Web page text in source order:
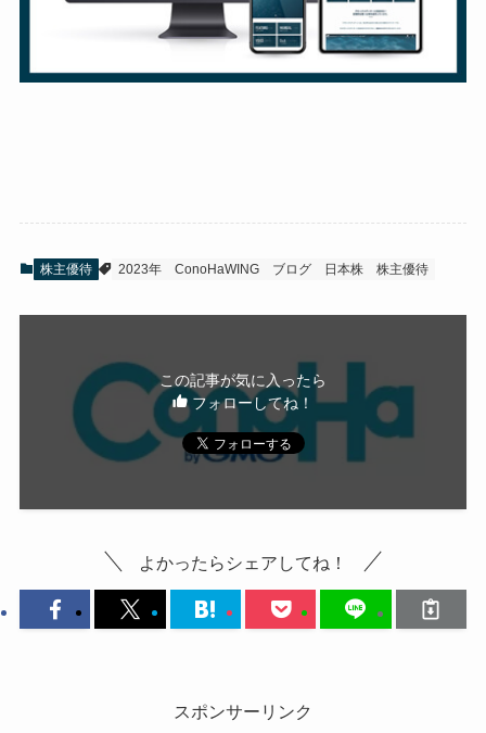
株主優待 2023年 ConoHaWING ブログ 日本株 株主優待
この記事が気に入ったら
フォローしてね！
よかったらシェアしてね！
スポンサーリンク